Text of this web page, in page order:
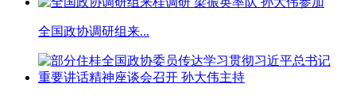
全国政协调研组来...